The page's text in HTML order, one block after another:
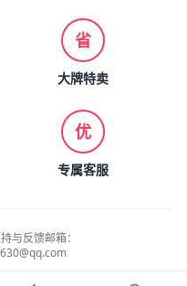
省
大牌特卖
优
专属客服
与反馈邮箱：
权所有.